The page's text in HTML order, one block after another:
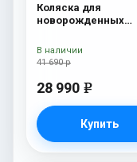
Коляска для
новорожденных
41 690 р
28 990 e
Купить
В наличии